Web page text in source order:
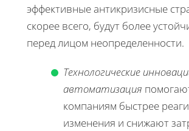
эффективные антикризисные
скорее всего, будут более
перед лицом неопределенности.
Технологические
автоматизация
компаниям быстрее
изменения и снижают